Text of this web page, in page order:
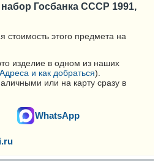
Госбанка СССР 1991,
этого предмета на
изделие в одном из наших
Адреса и как добраться).
или на карту сразу в
WhatsApp